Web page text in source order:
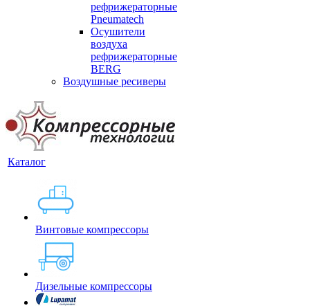
рефрижераторные
Pneumatech
Осушители
воздуха
рефрижераторные
BERG
Воздушные ресиверы
Каталог
Винтовые компрессоры
Дизельные компрессоры